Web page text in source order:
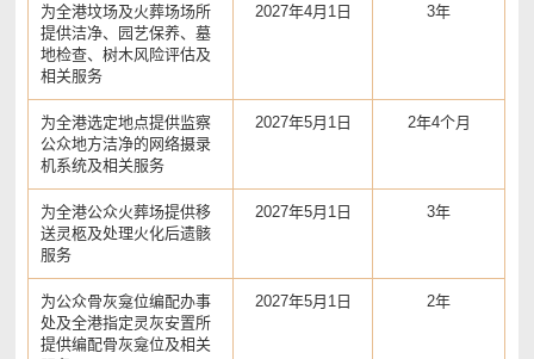
为全港坟场及火葬场场所
提供洁净、园艺保养、墓
地检查、树木风险评估及
相关服务
2027年4月1日 3年
为全港选定地点提供监察
公众地方洁净的网络摄录
机系统及相关服务
2027年5月1日 2年4个月
为全港公众火葬场提供移
送灵柩及处理火化后遗骸
服务
2027年5月1日 3年
为公众骨灰龛位编配办事
处及全港指定灵灰安置所
提供编配骨灰龛位及相关
2027年5月1日 2年